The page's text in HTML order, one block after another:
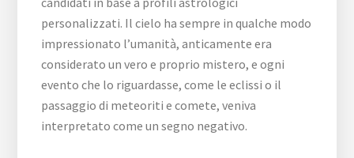
personalizzati. Il cielo ha sempre in qualche modo
impressionato l’umanità, anticamente era
considerato un vero e proprio mistero, e ogni
evento che lo riguardasse, come le eclissi o il
passaggio di meteoriti e comete, veniva
interpretato come un segno negativo.